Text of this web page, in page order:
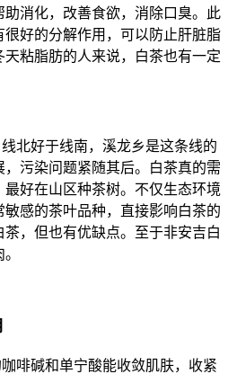
消化，改善食欲，消除口臭。此
好的分解作用，可以防止肝脏脂
粘脂肪的人来说，白茶也有一定
北好于线南，溪龙乡是这条线的
污染问题紧随其后。白茶真的需
好在山区种茶树。不仅生态环境
感的茶叶品种，直接影响白茶的
，但也有优缺点。至于非安吉白
啡碱和单宁酸能收敛肌肤，收紧